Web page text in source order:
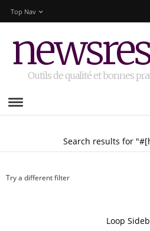
Top Nav
Outils de qualité et bonnes
Search results for
Try a different filter
Loop